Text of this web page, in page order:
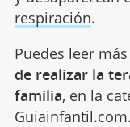
respiración.
Puedes leer
de realizar la
familia, en la
Guiainfantil.com.